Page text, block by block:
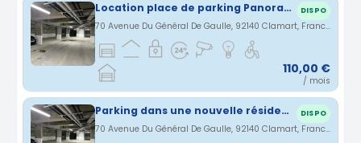
Location place de parking Panorama Clamart DISPO
70 Avenue Du Général De Gaulle, 92140 Clamart, France · 5.11 km
110,00 €
/ mois
Parking dans une nouvelle résidence 'Panorama Clamart) DISPO
70 Avenue Du Général De Gaulle, 92140 Clamart, France · 5.11 km